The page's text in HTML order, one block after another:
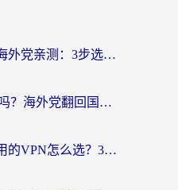
穿梭和海归好用吗？海外党亲测：3步选对回国加速器，无缝刷国内剧玩手游
ExpressVPN中国能用吗？海外党翻回国内的加速器选择指南（附番茄加速器实测）
海外党必看：便宜好用的VPN怎么选？3步解决回国访问难题+Steam改区技巧